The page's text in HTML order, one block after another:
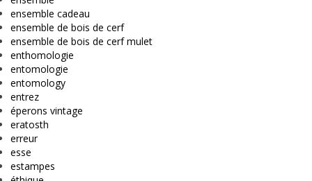
ensemble cadeau
ensemble de bois de cerf
ensemble de bois de cerf mulet
enthomologie
entomologie
entomology
entrez
éperons vintage
eratosth
erreur
esse
estampes